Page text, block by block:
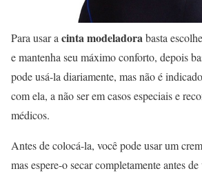
Para usar a cinta modeladorabasta
e mantenha seu máximo conforto, depois
pode usá-la diariamente, mas não é
com ela, a não ser em casos especiais e
médicos.
Antes de colocá-la, você pode usar um
mas espere-o secar completamente antes